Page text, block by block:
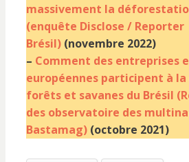
massivement la
(enquête Disclose / Reporter
Brésil)(novembre 2022)
– Comment des entreprises
européennes participent à
forêts et savanes du Brésil
des observatoire des
Bastamag)(octobre 2021)